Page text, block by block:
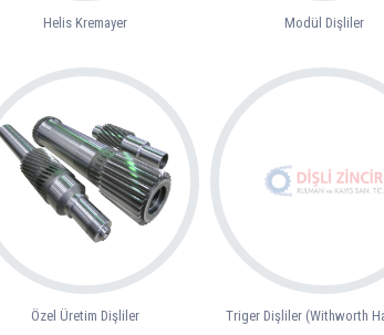
Helis Kremayer Modül Dişliler
Özel Üretim Dişliler Triger Dişliler (Withworth